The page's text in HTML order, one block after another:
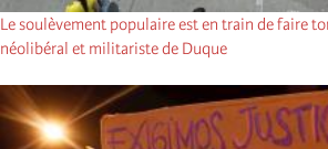
Le soulèvement populaire est en train de faire
néolibéral et militariste de Duque